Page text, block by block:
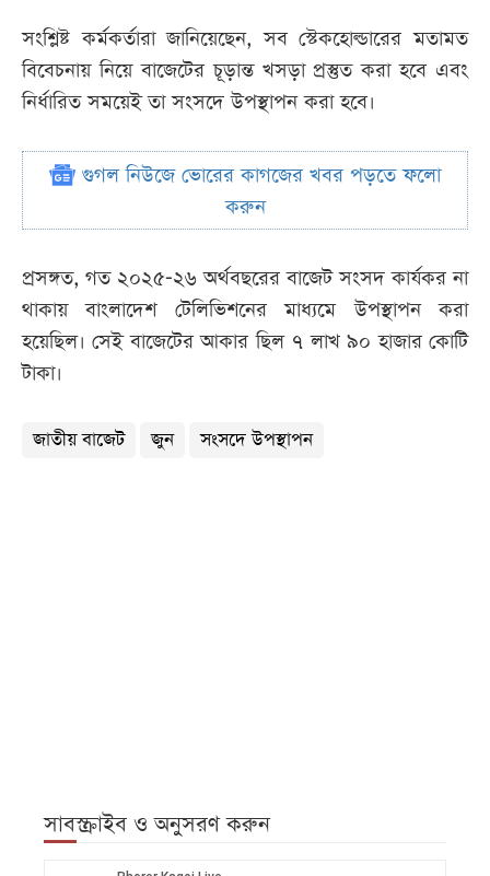
সংশ্লিষ্ট কর্মকর্তারা জানিয়েছেন, সব স্টেকহোল্ডারের মতামত
বিবেচনায় নিয়ে বাজেটের চূড়ান্ত খসড়া প্রস্তুত করা হবে এবং
নির্ধারিত সময়েই তা সংসদে উপস্থাপন করা হবে।
গুগল নিউজে ভোরের কাগজের খবর পড়তে ফলো
করুন
প্রসঙ্গত, গত ২০২৫-২৬ অর্থবছরের বাজেট সংসদ কার্যকর না
থাকায় বাংলাদেশ টেলিভিশনের মাধ্যমে উপস্থাপন করা
হয়েছিল। সেই বাজেটের আকার ছিল ৭ লাখ ৯০ হাজার কোটি
টাকা।
জাতীয় বাজেট জুন সংসদে উপস্থাপন
সাবস্ক্রাইব ও অনুসরণ করুন